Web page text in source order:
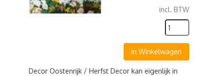
incl. BTW
In Winkelwagen
Decor Oostenrijk / Herfst Decor kan eigenlijk in